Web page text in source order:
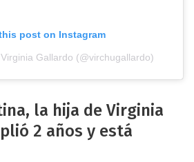
post on Instagram
Gallardo (@virchugallardo)
la hija de Virginia
2 años y está